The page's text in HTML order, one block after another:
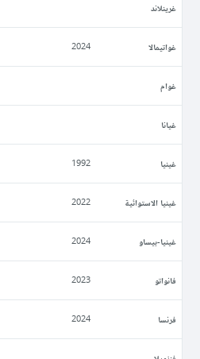
غرينلاند
غواتيمالا 2024
غوام
غيانا
غينيا 1992
غينيا الاستوائية 2022
غينيا-بيساو 2024
فانواتو 2023
فرنسا 2024